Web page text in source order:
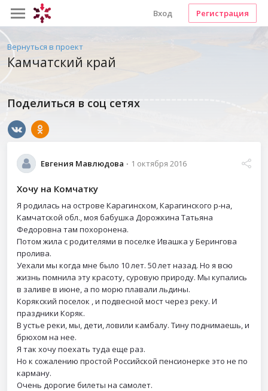
Вход Регистрация
Вернуться в проект
Камчатский край
Евгения Мавлюдова 1 октября 2016
Хочу на Комчатку
Я родилась на острове Карагинском, Карагинского р-на,
Камчатской обл., моя бабушка Дорожкина Татьяна
Федоровна там похоронена.
Потом жила с родителями в поселке Ивашка у Берингова
пролива.
Уехали мы когда мне было 10 лет. 50 лет назад. Но я всю
жизнь помнила эту красоту, суровую природу. Мы купались
в заливе в июне, а по морю плавали льдины.
Корякский поселок , и подвесной мост через реку. И
праздники Коряк.
В устье реки, мы, дети, ловили камбалу. Тину поднимаешь, и
брюхом на нее.
Я так хочу поехать туда еще раз.
Но к сожалению простой Российской пенсионерке это не по
карману.
Очень дорогие билеты на самолет.
Поделиться в соц сетях